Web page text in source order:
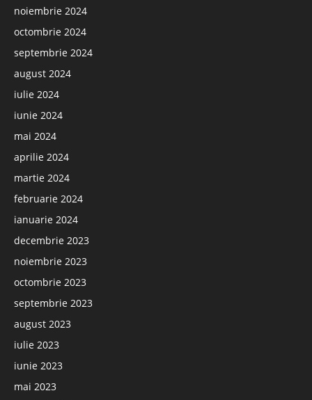
noiembrie 2024
octombrie 2024
septembrie 2024
august 2024
iulie 2024
iunie 2024
mai 2024
aprilie 2024
martie 2024
februarie 2024
ianuarie 2024
decembrie 2023
noiembrie 2023
octombrie 2023
septembrie 2023
august 2023
iulie 2023
iunie 2023
mai 2023